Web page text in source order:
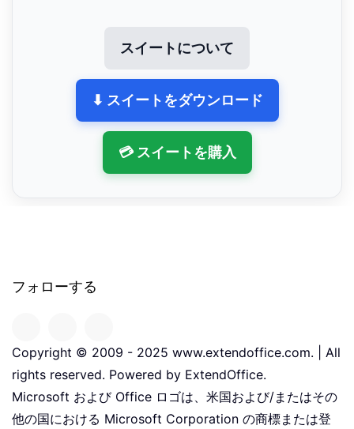
スイートについて
⬇ スイートをダウンロード
💳 スイートを購入
フォローする
Copyright © 2009 - 2025 www.extendoffice.com. | All
rights reserved. Powered by ExtendOffice.
Microsoft および Office ロゴは、米国および/またはその
他の国における Microsoft Corporation の商標または登